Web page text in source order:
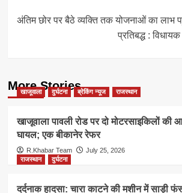
अंतिम छोर पर बैठे व्यक्ति तक योजनाओं का लाभ
प्रतिबद्ध :
More Stories
खाजूवाला दुर्घटना ब्रेकिंग न्यूज राजस्थान
खाजूवाला पावली रोड पर दो मोटरसाइकिलों की
घायल; एक बीकानेर रेफर
R.Khabar Team
July 25, 2026
राजस्थान
दुर्घटना
दर्दनाक हादसा: चारा काटने की मशीन में साड़ी